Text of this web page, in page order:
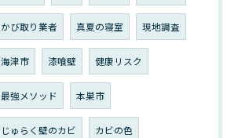
かび取り業者 真夏の寝室 現地調査
海津市 漆喰壁 健康リスク
最強メソッド 本巣市
じゅらく壁のカビ カビの色